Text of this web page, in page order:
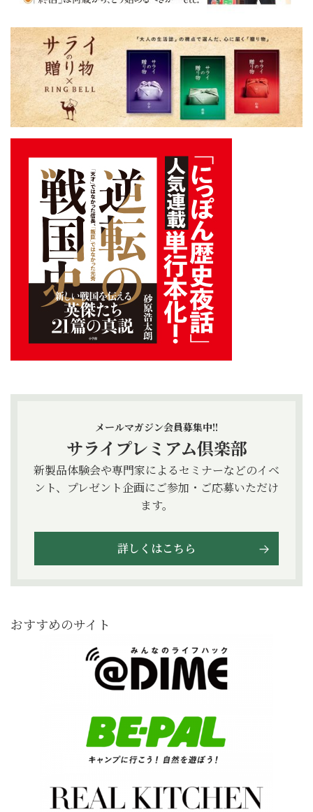
メールマガジン会員募集中!!
サライプレミアム倶楽部
新製品体験会や専門家によるセミナーなどのイベ
ント、プレゼント企画にご参加・ご応募いただけ
ます。
詳しくはこちら
おすすめのサイト